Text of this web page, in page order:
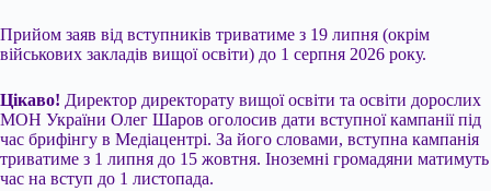
Прийом заяв від вступників триватиме з 19 липня (окрім
військових закладів вищої освіти) до 1 серпня 2026 року.
Цікаво! Директор директорату вищої освіти та освіти дорослих
МОН України Олег Шаров оголосив дати вступної кампанії під
час брифінгу в Медіацентрі. За його словами, вступна кампанія
триватиме з 1 липня до 15 жовтня. Іноземні громадяни матимуть
час на вступ до 1 листопада.